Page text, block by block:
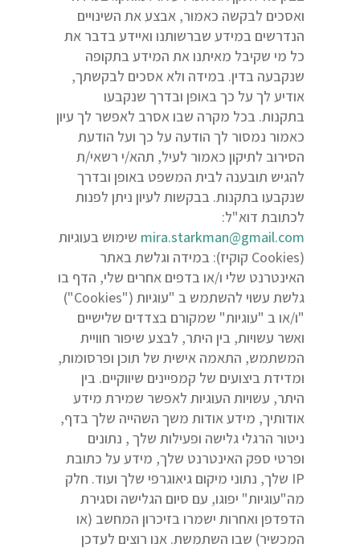
ואסכים לבקשה כאמור, אבצע את השינויים
הנדרשים במידע שברשותנו ואיידע בדבר את
כל מי שקיבל מאיתנו את המידע בתקופה
שנקבעה בדין. במידה ולא אסכים לבקשתך,
אודיע לך על כך באופן ובדרך שנקבעו
בתקנות. בכל מקרה שבו אסרב לאפשר לך עיון
כאמור נמסור לך הודעה על כך ועל הודעת
הסירוב לתיקון כאמור לעיל, תהא/י רשאי/ת
להגיש תובענה לבית המשפט באופן ובדרך
שנקבעו בתקנות. בבקשות לעיון ניתן לפנות
לכתובת דוא"ל:
mira.starkman@gmail.com שימוש בעוגיות
(Cookies קוקיז): במידה וגלשת באתר
האינטרנט שלי ו/או בדפים אחרים שלי, הדף בו
גלשת עשוי להשתמש ב "עוגיות ("Cookies")
"ו/או ב "עוגיות" שמקורם בצדדים שלישיים
ואשר עשויות, בין היתר, לבצע שיפור חוויית
המשתמש, התאמה אישית של תוכן ופרסומות,
ומדידת ביצועים של קמפיינים שיווקיים. בין
היתר, עשויות העוגיות לאפשר שמירת מידע
אודותיך, מידע אודות משך השהייה שלך בדף,
ניטור הרגלי גלישה ופעילות שלך , נתונים
ופרטי ספק האינטרנט שלך, מידע על כתובת
IP שלך, נתוני מיקום גיאוגרפי שלך ועוד. חלק
מה"עוגיות" יפוגו, עם סיום הגלישה וסגירת
הדפדפן ואחרות ישמרו בזיכרון המחשב (או
המכשיר) שבו השתמשת. אנו רוצים לעדכן